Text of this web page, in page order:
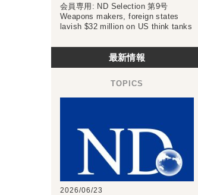
会員専用: ND Selection 第9号
Weapons makers, foreign states
lavish $32 million on US think tanks
最新情報
2026/06/23